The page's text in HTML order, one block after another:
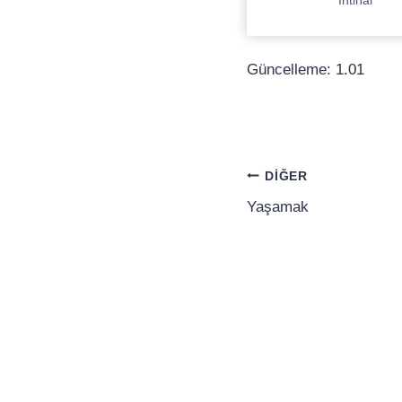
Güncelleme: 1.01
Yazı
gezinmesi
DIĞER
Yaşamak